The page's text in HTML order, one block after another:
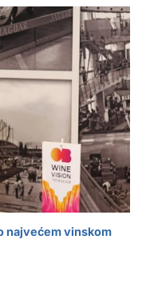
najvećem vinskom